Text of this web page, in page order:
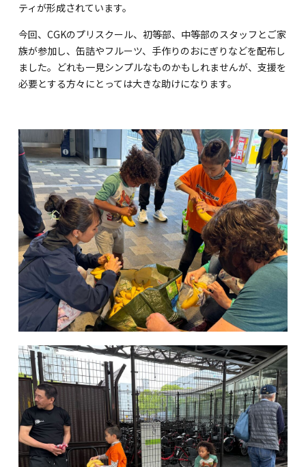
SCHOOL NEWS
学校経営コンサル
企業情報
採用・求人情報
関内校
TEL(JP): 045-211-4427
TEL(EN): 045-211-4690
TEL(JP): 045-222-6467
TEL(EN): 045-228-9397
ティが形成されています。
今回、CGKのプリスクール、初等部、中等部のスタッフとご家
族が参加し、缶詰やフルーツ、手作りのおにぎりなどを配布し
ました。どれも一見シンプルなものかもしれませんが、支援を
必要とする方々にとっては大きな助けになります。